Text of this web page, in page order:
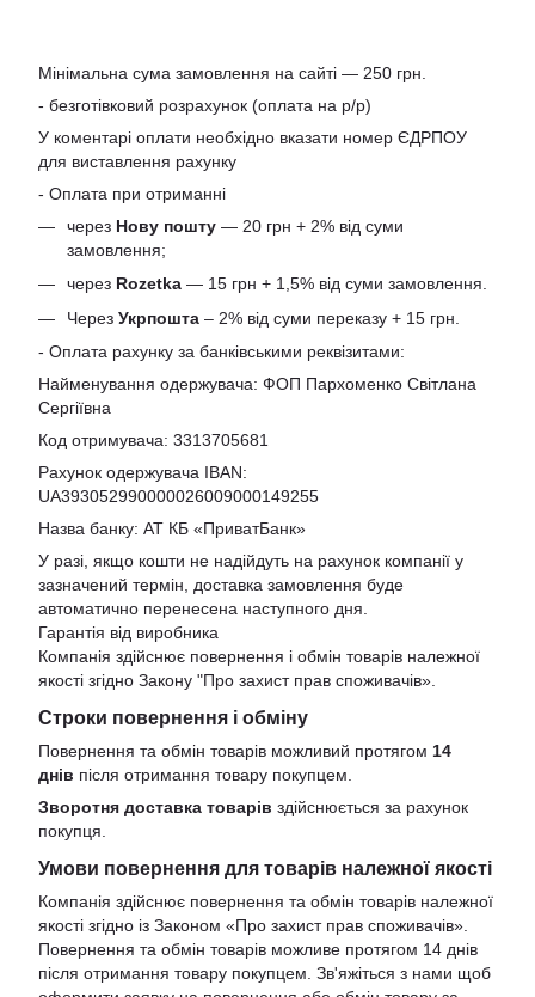
Мінімальна сума замовлення на сайті — 250 грн.
- безготівковий розрахунок (оплата на р/р)
У коментарі оплати необхідно вказати номер ЄДРПОУ
для виставлення рахунку
- Оплата при отриманні
через Нову пошту — 20 грн + 2% від суми
замовлення;
через Rozetka — 15 грн + 1,5% від суми замовлення.
Через Укрпошта – 2% від суми переказу + 15 грн.
- Оплата рахунку за банківськими реквізитами:
Найменування одержувача: ФОП Пархоменко Світлана
Сергіївна
Код отримувача: 3313705681
Рахунок одержувача IBAN:
UA393052990000026009000149255
Назва банку: АТ КБ «ПриватБанк»
У разі, якщо кошти не надійдуть на рахунок компанії у
зазначений термін, доставка замовлення буде
автоматично перенесена наступного дня.
Гарантія від виробника
Компанія здійснює повернення і обмін товарів належної
якості згідно Закону "Про захист прав споживачів»
Строки повернення і обміну
Повернення та обмін товарів можливий протягом 14
днів після отримання товару покупцем.
Зворотня доставка товарів здійснюється за рахунок
покупця.
Умови повернення для товарів належної якості
Компанія здійснює повернення та обмін товарів належної
якості згідно із Законом «Про захист прав споживачів».
Повернення та обмін товарів можливе протягом 14 днів
після отримання товару покупцем. Зв'яжіться з нами щоб